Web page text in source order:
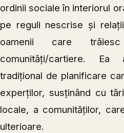
ordinii sociale în interiorul
pe reguli nescrise și
oamenii care
comunități/cartiere.
tradițional de planificare
experților, susținând cu
locale, a comunităților,
ulterioare.